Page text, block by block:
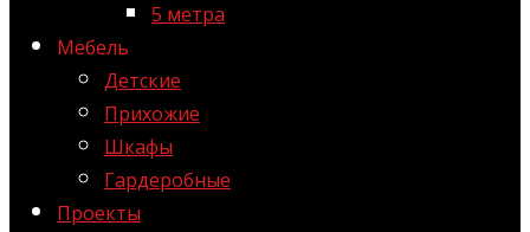
5 метра
Мебель
Детские
Прихожие
Шкафы
Гардеробные
Проекты